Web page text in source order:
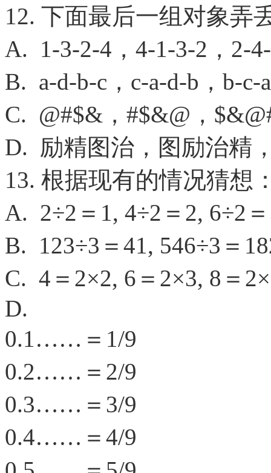
12. 下面最后一组对象弄
A. 1-3-2-4，4-1-3-2，2-
B. a-d-b-c，c-a-d-b，b-c-
C. @#$&，#$&@，
D. 励精图治，图励治精
13. 根据现有的情况猜想
A. 2÷2＝1, 4÷2＝2, 6÷2
B. 123÷3＝41, 546÷3＝
C. 4＝2×2, 6＝2×3, 8＝
D.
0.1……＝1/9
0.2……＝2/9
0.3……＝3/9
0.4……＝4/9